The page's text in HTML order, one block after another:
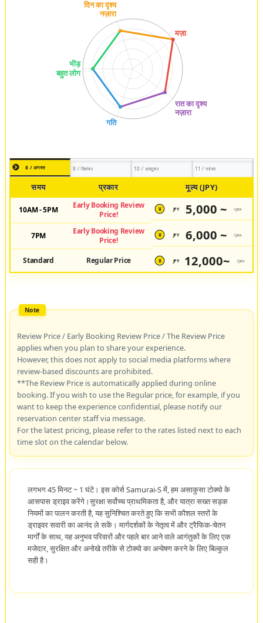
8 / अगस्त 9 / सितंबर 10 / अक्टूबर 11 / नवंबर
समय प्रकार मूल्य (JPY)
10AM - 5PM
Early Booking Review
Price!
¥ JPY 5,000 ~ /pax
7PM
Early Booking Review
Price!
¥ JPY 6,000 ~ /pax
Standard Regular Price ¥ JPY 12,000~ /pax
Review Price / Early Booking Review Price / The Review Price
applies when you plan to share your experience.
However, this does not apply to social media platforms where
review-based discounts are prohibited.
**The Review Price is automatically applied during online
booking. If you wish to use the Regular price, for example, if you
want to keep the experience confidential, please notify our
reservation center staff via message.
For the latest pricing, please refer to the rates listed next to each
time slot on the calendar below.
लगभग 45 मिनट ~ 1 घंटे। इस कोर्स Samurai-S में, हम असाकुसा टोक्यो के
आसपास ड्राइव करेंगे।सुरक्षा सर्वोच्च प्राथमिकता है, और यात्रा सख्त सड़क
नियमों का पालन करती है, यह सुनिश्चित करते हुए कि सभी कौशल स्तरों के
ड्राइवर सवारी का आनंद ले सकें। मार्गदर्शकों के नेतृत्व में और ट्रैफिक-चेतन
मार्गों के साथ, यह अनुभव परिवारों और पहले बार आने वाले आगंतुकों के लिए एक
मजेदार, सुरक्षित और अनोखे तरीके से टोक्यो का अन्वेषण करने के लिए बिल्कुल
सही है।